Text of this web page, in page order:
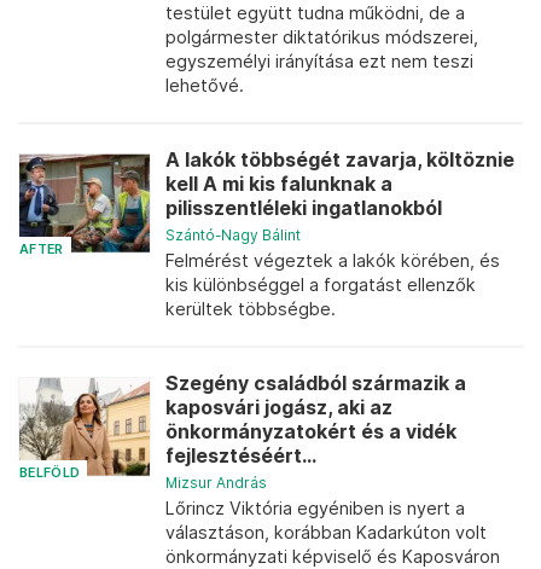
testület együtt tudna működni, de a
polgármester diktatórikus módszerei,
egyszemélyi irányítása ezt nem teszi
lehetővé.
AFTER
A lakók többségét zavarja, költöznie
kell A mi kis falunknak a
pilisszentléleki ingatlanokból
Szántó-Nagy Bálint
Felmérést végeztek a lakók körében, és
kis különbséggel a forgatást ellenzők
kerültek többségbe.
BELFÖLD
Szegény családból származik a
kaposvári jogász, aki az
önkormányzatokért és a vidék
fejlesztéséért...
Mizsur András
Lőrincz Viktória egyéniben is nyert a
választáson, korábban Kadarkúton volt
önkormányzati képviselő és Kaposváron